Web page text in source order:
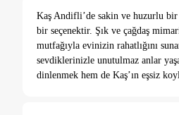
Kaş Andifli’de sakin ve huzurlu
bir seçenektir. Şık ve çağdaş
mutfağıyla evinizin rahatlığını
sevdiklerinizle unutulmaz anlar
dinlenmek hem de Kaş’ın eşsiz